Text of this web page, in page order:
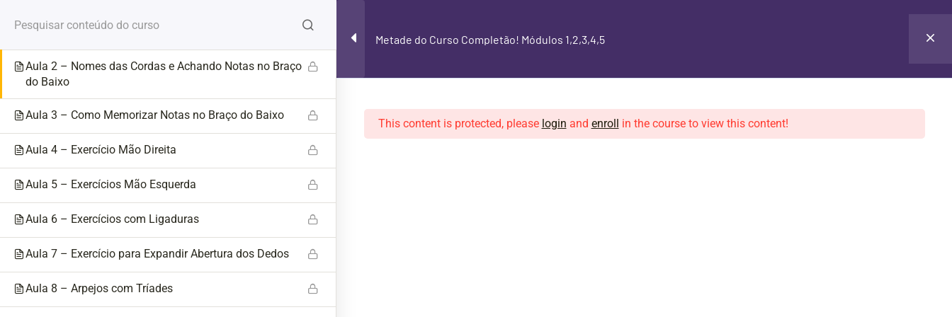
para
conteúdo
Casa Courses Cursos Vip
Metade do Curso Completão! Módulos 1,2,3,4,5
Aula 1 – Conhecendo o Contrabaixo
Aula 2 – Nomes das Cordas e Achando Notas no Braço
do Baixo
Aula 3 – Como Memorizar Notas no Braço do Baixo
Aula 4 – Exercício Mão Direita
Aula 5 – Exercícios Mão Esquerda
Aula 6 – Exercícios com Ligaduras
Aula 7 – Exercício para Expandir Abertura dos Dedos
Aula 8 – Arpejos com Tríades
This content is protected, please login and enroll in the course to view this content!